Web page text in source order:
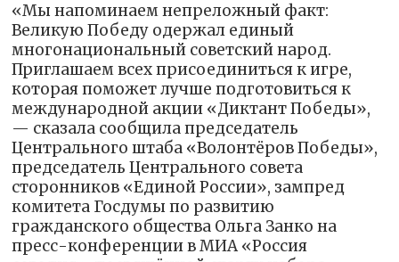
«Мы напоминаем непреложный факт:
Великую Победу одержал единый
многонациональный советский народ.
Приглашаем всех присоединиться к игре,
которая поможет лучше подготовиться к
международной акции «Диктант Победы»,
— сказала сообщила председатель
Центрального штаба «Волонтёров Победы»,
председатель Центрального совета
сторонников «Единой России», зампред
комитета Госдумы по развитию
гражданского общества Ольга Занко на
пресс-конференции в МИА «Россия